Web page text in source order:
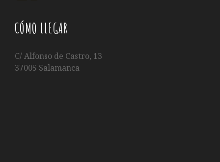
CÓMO LLEGAR
C/ Alfonso de Castro, 13
37005 Salamanca